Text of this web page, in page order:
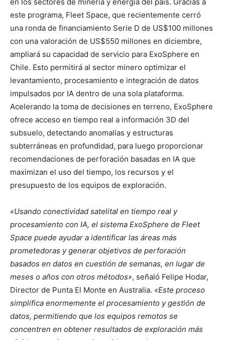
este programa, Fleet Space, que recientemente cerró
una ronda de financiamiento Serie D de US$100 millones
con una valoración de US$550 millones en diciembre,
ampliará su capacidad de servicio para ExoSphere en
Chile. Esto permitirá al sector minero optimizar el
levantamiento, procesamiento e integración de datos
impulsados por IA dentro de una sola plataforma.
Acelerando la toma de decisiones en terreno, ExoSphere
ofrece acceso en tiempo real a información 3D del
subsuelo, detectando anomalías y estructuras
subterráneas en profundidad, para luego proporcionar
recomendaciones de perforación basadas en IA que
maximizan el uso del tiempo, los recursos y el
presupuesto de los equipos de exploración.
«Usando conectividad satelital en tiempo real y
procesamiento con IA, el sistema ExoSphere de Fleet
Space puede ayudar a identificar las áreas más
prometedoras y generar objetivos de perforación
basados en datos en cuestión de semanas, en lugar de
meses o años con otros métodos», señaló Felipe Hodar,
Director de Punta El Monte en Australia. «Este proceso
simplifica enormemente el procesamiento y gestión de
datos, permitiendo que los equipos remotos se
concentren en obtener resultados de exploración más